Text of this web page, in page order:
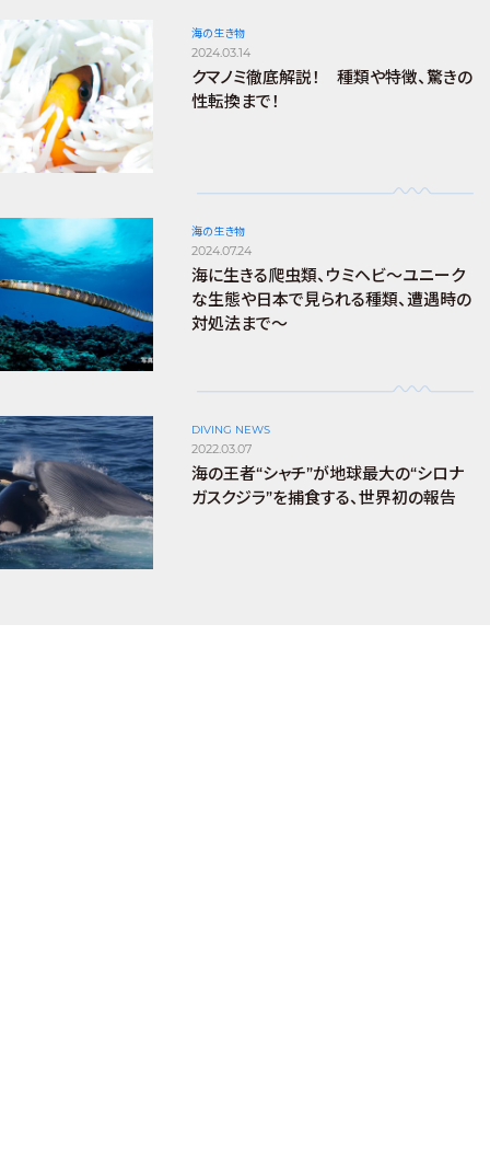
海の生き物
2024.03.14
クマノミ徹底解説！ 種類や特徴、驚きの
性転換まで！
海の生き物
2024.07.24
海に生きる爬虫類、ウミヘビ～ユニーク
な生態や日本で見られる種類、遭遇時の
対処法まで～
DIVING NEWS
2022.03.07
海の王者“シャチ”が地球最大の“シロナ
ガスクジラ”を捕食する、世界初の報告